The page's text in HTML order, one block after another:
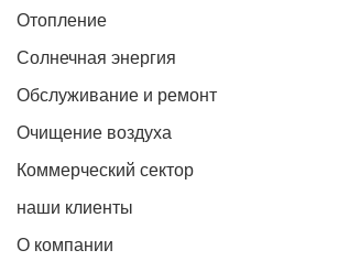
Отопление
Солнечная энергия
Обслуживание и ремонт
Очищение воздуха
Коммерческий сектор
наши клиенты
О компании